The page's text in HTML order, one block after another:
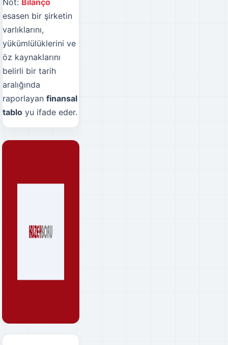
Not: Bilanço
esasen bir şirketin
varlıklarını,
yükümlülüklerini ve
öz kaynaklarını
belirli bir tarih
aralığında
raporlayan finansal
tablo yu ifade eder.